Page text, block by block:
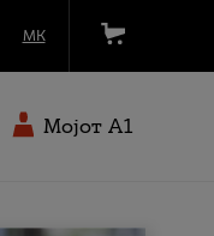
МК
Мојот A1